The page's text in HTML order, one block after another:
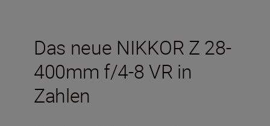
Das neue NIKKOR Z 28-
400mm f/4-8 VR in
Zahlen